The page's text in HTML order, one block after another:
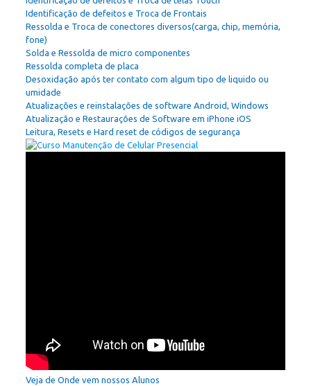
Identificação de defeitos e Troca de Frontais
Ressolda e Troca de conectores diversos(carga, chip, memória,
fone)
Solda e Ressolda de micro componentes
Ressolda completa de placa
Desoxidação após ter contato com algum tipo de liquido ou
umidade
Atualizações e reinstalações de software Android, Windows
Atualização e Restaurações de Software em iPhone iOS
Leitura, Resets e Hard reset de códigos de segurança
Veja de Onde vem nossos Alunos